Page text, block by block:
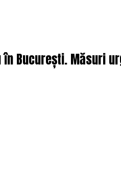
București. Măsuri